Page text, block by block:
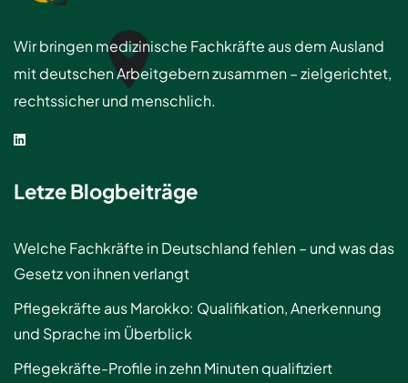
Wir bringen medizinische Fachkräfte aus dem Ausland
mit deutschen Arbeitgebern zusammen – zielgerichtet,
rechtssicher und menschlich.
Letze Blogbeiträge
Welche Fachkräfte in Deutschland fehlen – und was das
Gesetz von ihnen verlangt
Pflegekräfte aus Marokko: Qualifikation, Anerkennung
und Sprache im Überblick
Pflegekräfte-Profile in zehn Minuten qualifiziert